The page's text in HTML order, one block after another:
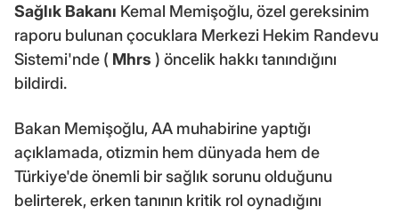
Sağlık Bakanı Kemal Memişoğlu, özel gereksinim
raporu bulunan çocuklara Merkezi Hekim Randevu
Sistemi'nde ( Mhrs ) öncelik hakkı tanındığını
bildirdi.
Bakan Memişoğlu, AA muhabirine yaptığı
açıklamada, otizmin hem dünyada hem de
Türkiye'de önemli bir sağlık sorunu olduğunu
belirterek, erken tanının kritik rol oynadığını